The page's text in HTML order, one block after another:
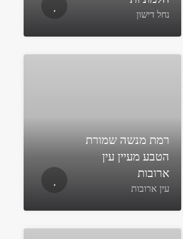
נחל דישון
רמת מנשה שמורת
הטבע מעיין עין
ארובות
עין ארובות